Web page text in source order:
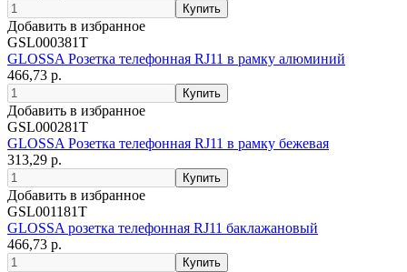
Добавить в избранное
GSL000381T
GLOSSA Розетка телефонная RJ11 в рамку алюминий
466,73 р.
Добавить в избранное
GSL000281T
GLOSSA Розетка телефонная RJ11 в рамку бежевая
313,29 р.
Добавить в избранное
GSL001181T
GLOSSA розетка телефонная RJ11 баклажановый
466,73 р.